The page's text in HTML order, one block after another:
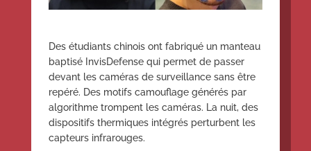
Des étudiants chinois ont fabriqué un manteau
baptisé InvisDefense qui permet de passer
devant les caméras de surveillance sans être
repéré. Des motifs camouflage générés par
algorithme trompent les caméras. La nuit, des
dispositifs thermiques intégrés perturbent les
capteurs infrarouges.